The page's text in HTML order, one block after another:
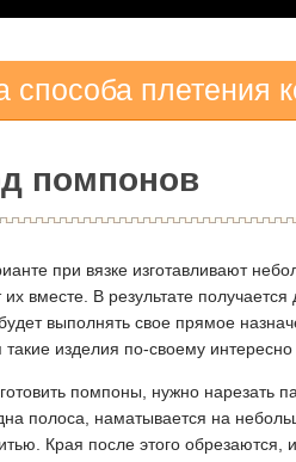
способа плетения
помпонов
при вязке изготавливают
вместе. В результате
выполнять свое прямое
изделия по-своему интересно
помпоны, нужно нарезать
полоса, наматывается на
Края после этого